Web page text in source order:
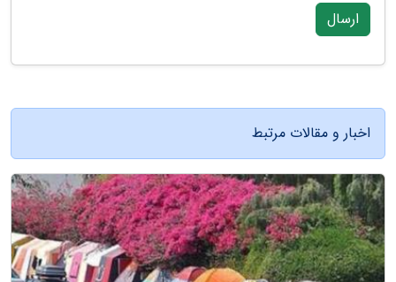
ارسال
اخبار و مقالات مرتبط